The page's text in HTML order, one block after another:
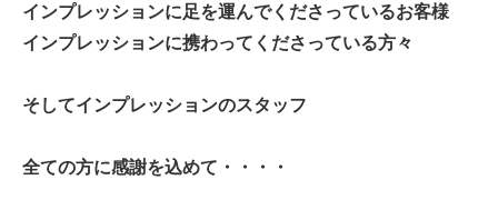
インプレッションに足を運んでくださっているお客様
インプレッションに携わってくださっている方々
そしてインプレッションのスタッフ
全ての方に感謝を込めて・・・・